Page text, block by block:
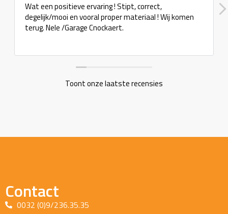
Wat een positieve ervaring ! Stipt, correct,
degelijk/mooi en vooral proper materiaal ! Wij komen
terug. Nele /Garage Cnockaert.
Toont onze laatste recensies
Contact
0032 (0)9/236.35.35